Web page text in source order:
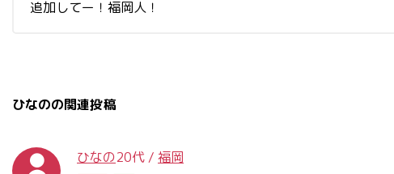
追加してー！福岡人！
ひなのの関連投稿
ひなの20代 / 福岡